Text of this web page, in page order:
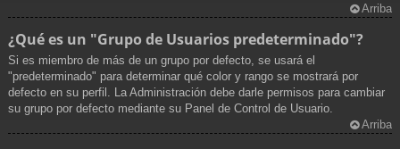
Arriba
¿Qué es un "Grupo de Usuarios predeterminado"?
Si es miembro de más de un grupo por defecto, se usará el
"predeterminado" para determinar qué color y rango se mostrará por
defecto en su perfil. La Administración debe darle permisos para cambiar
su grupo por defecto mediante su Panel de Control de Usuario.
Arriba